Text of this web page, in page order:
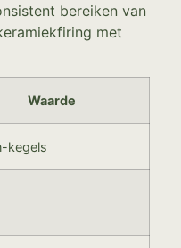
bereiken van
met
Waarde
kegels